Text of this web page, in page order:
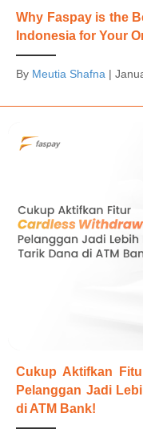
Why Faspay is the
Indonesia for Your
By Meutia Shafna |
Cukup Aktifkan
Pelanggan Jadi
di ATM Bank!